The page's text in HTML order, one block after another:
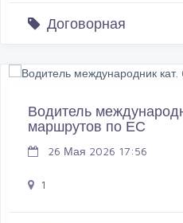
Договорная
Водитель
маршрутов по ЕС
26 Мая 2026 17:56
1